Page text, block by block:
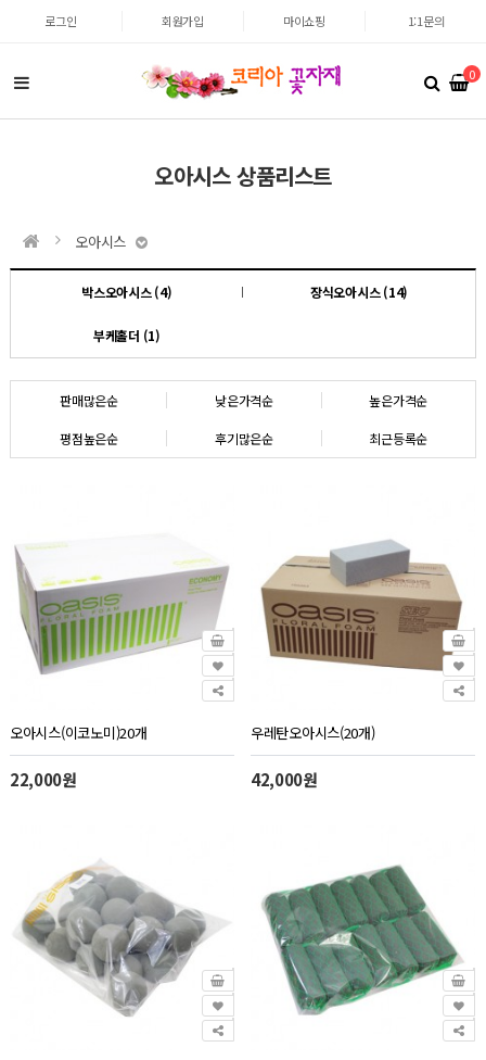
로그인 회원가입 마이쇼핑 1:1문의
0
오아시스 상품리스트
오아시스
박스오아시스 (4) 장식오아시스 (14)
부케홀더 (1)
판매많은순 낮은가격순 높은가격순
평점높은순 후기많은순 최근등록순
오아시스(이코노미)20개
22,000원
우레탄오아시스(20개)
42,000원